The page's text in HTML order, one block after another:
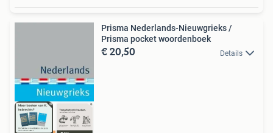
Prisma Nederlands-Nieuwgrieks /
Prisma pocket woordenboek
€ 20,50 Details